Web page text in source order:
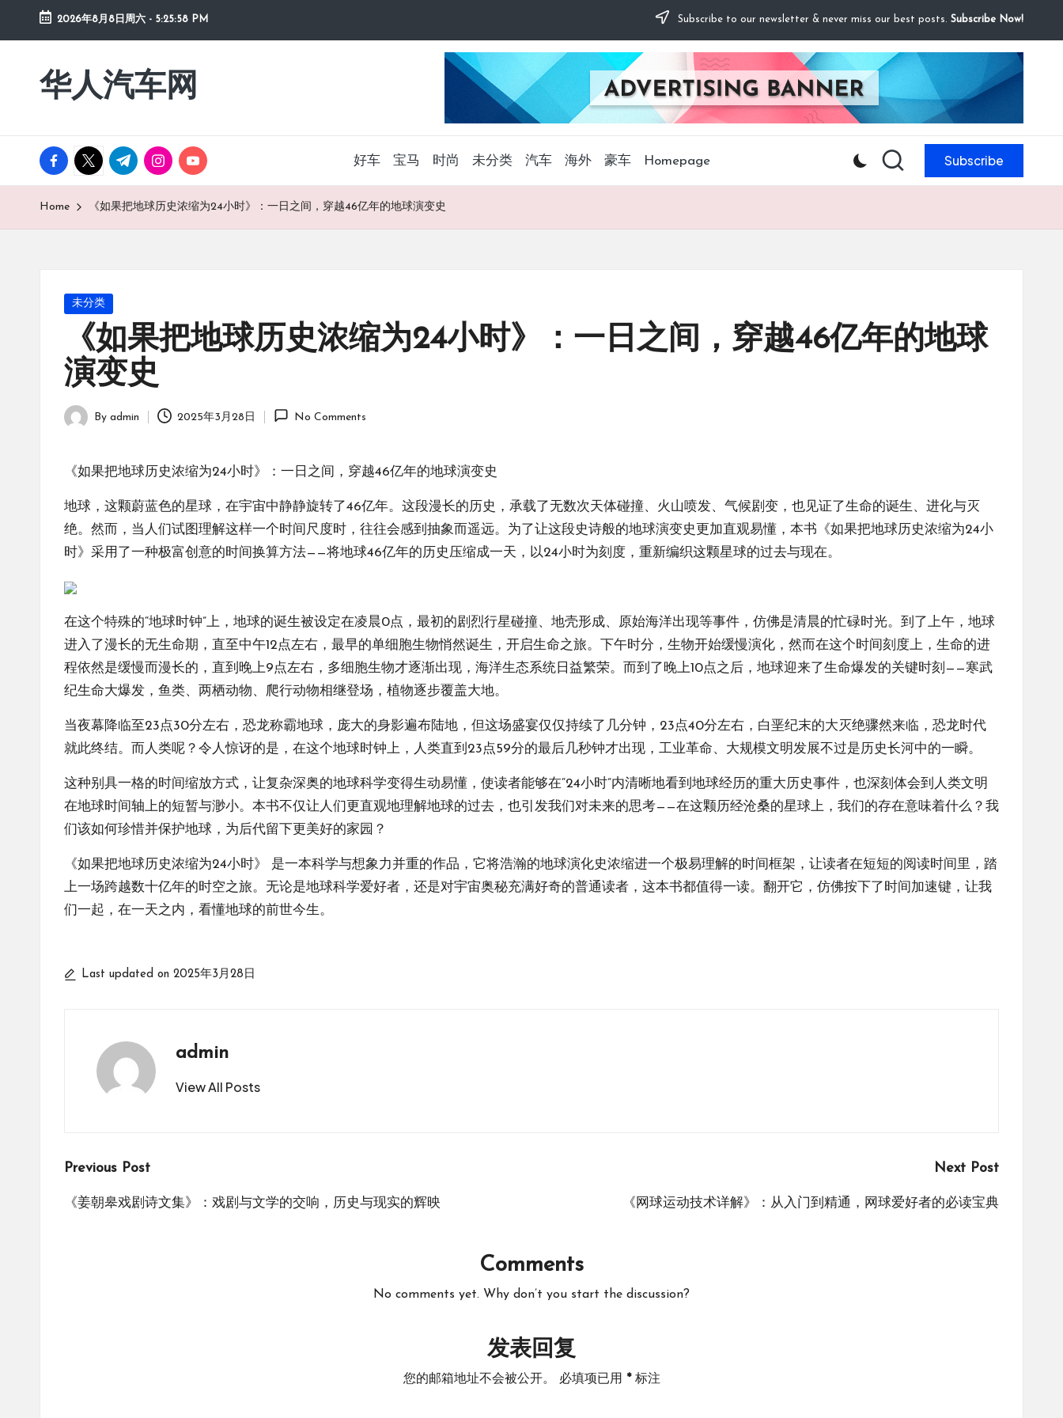
Skip
content
2026年8月8日周六 - 5:25:58 PM Subscribe to our newsletter & never miss our best posts. Subscribe Now!
华人汽车网
facebook.com
twitter.com
t.me instagram.com
youtube.com 好车 宝马 时尚 未分类 汽车 海外 豪车 Homepage Subscribe
Home 《如果把地球历史浓缩为24小时》：一日之间，穿越46亿年的地球演变史
Posted
未分类
《如果把地球历史浓缩为24小时》：一日之间，穿越46亿年的地球
演变史
Posted
By admin 2025年3月28日 No Comments
《如果把地球历史浓缩为24小时》：一日之间，穿越46亿年的地球演变史
地球，这颗蔚蓝色的星球，在宇宙中静静旋转了46亿年。这段漫长的历史，承载了无数次天体碰撞、火山喷发、气候剧变，也见证了生命的诞生、进化与灭
绝。然而，当人们试图理解这样一个时间尺度时，往往会感到抽象而遥远。为了让这段史诗般的地球演变史更加直观易懂，本书《如果把地球历史浓缩为24小
时》采用了一种极富创意的时间换算方法——将地球46亿年的历史压缩成一天，以24小时为刻度，重新编织这颗星球的过去与现在。
在这个特殊的“地球时钟”上，地球的诞生被设定在凌晨0点，最初的剧烈行星碰撞、地壳形成、原始海洋出现等事件，仿佛是清晨的忙碌时光。到了上午，地球
进入了漫长的无生命期，直至中午12点左右，最早的单细胞生物悄然诞生，开启生命之旅。下午时分，生物开始缓慢演化，然而在这个时间刻度上，生命的进
程依然是缓慢而漫长的，直到晚上9点左右，多细胞生物才逐渐出现，海洋生态系统日益繁荣。而到了晚上10点之后，地球迎来了生命爆发的关键时刻——寒武
纪生命大爆发，鱼类、两栖动物、爬行动物相继登场，植物逐步覆盖大地。
当夜幕降临至23点30分左右，恐龙称霸地球，庞大的身影遍布陆地，但这场盛宴仅仅持续了几分钟，23点40分左右，白垩纪末的大灭绝骤然来临，恐龙时代
就此终结。而人类呢？令人惊讶的是，在这个地球时钟上，人类直到23点59分的最后几秒钟才出现，工业革命、大规模文明发展不过是历史长河中的一瞬。
这种别具一格的时间缩放方式，让复杂深奥的地球科学变得生动易懂，使读者能够在“24小时”内清晰地看到地球经历的重大历史事件，也深刻体会到人类文明
在地球时间轴上的短暂与渺小。本书不仅让人们更直观地理解地球的过去，也引发我们对未来的思考——在这颗历经沧桑的星球上，我们的存在意味着什么？我
们该如何珍惜并保护地球，为后代留下更美好的家园？
《如果把地球历史浓缩为24小时》 是一本科学与想象力并重的作品，它将浩瀚的地球演化史浓缩进一个极易理解的时间框架，让读者在短短的阅读时间里，踏
上一场跨越数十亿年的时空之旅。无论是地球科学爱好者，还是对宇宙奥秘充满好奇的普通读者，这本书都值得一读。翻开它，仿佛按下了时间加速键，让我
们一起，在一天之内，看懂地球的前世今生。
Last updated on 2025年3月28日
admin
View All Posts
Post
navigation
Previous Post
《姜朝皋戏剧诗文集》：戏剧与文学的交响，历史与现实的辉映
Next Post
《网球运动技术详解》：从入门到精通，网球爱好者的必读宝典
Comments
No comments yet. Why don’t you start the discussion?
发表回复
您的邮箱地址不会被公开。 必填项已用 *标注